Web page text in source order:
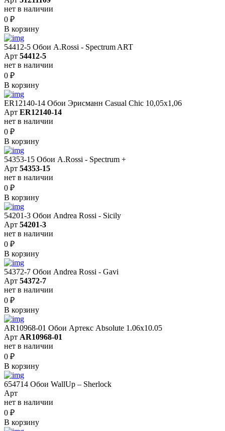
нет в наличии
0 ₽
В корзину
54412-5 Обои A.Rossi - Spectrum ART
Арт 54412-5
нет в наличии
0 ₽
В корзину
ER12140-14 Обои Эрисманн Casual Chic 10,05x1,06
Арт ER12140-14
нет в наличии
0 ₽
В корзину
54353-15 Обои A.Rossi - Spectrum +
Арт 54353-15
нет в наличии
0 ₽
В корзину
54201-3 Обои Andrea Rossi - Sicily
Арт 54201-3
нет в наличии
0 ₽
В корзину
54372-7 Обои Andrea Rossi - Gavi
Арт 54372-7
нет в наличии
0 ₽
В корзину
AR10968-01 Обои Артекс Absolute 1.06x10.05
Арт AR10968-01
нет в наличии
0 ₽
В корзину
654714 Обои WallUp – Sherlock
Арт
нет в наличии
0 ₽
В корзину